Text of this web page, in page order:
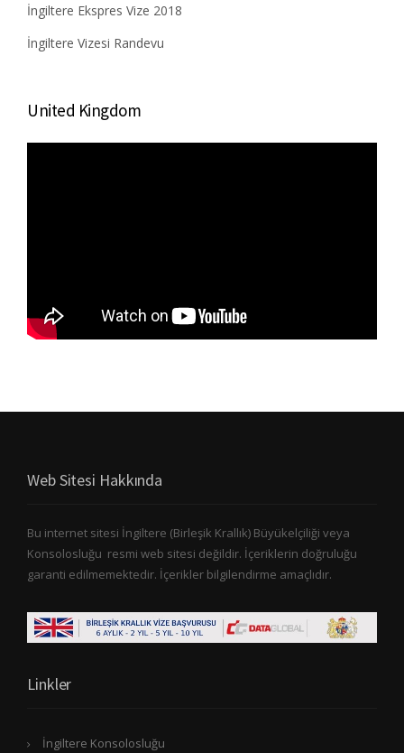
İngiltere Ekspres Vize 2018
İngiltere Vizesi Randevu
United Kingdom
Web Sitesi Hakkında
Bu internet sitesi İngiltere (Birleşik Krallık) Büyükelçiliği veya
Konsolosluğu resmi web sitesi değildir. İçeriklerin doğruluğu
garanti edilmemektedir. İçerikler bilgilendirme amaçlıdır.
Linkler
İngiltere Konsolosluğu